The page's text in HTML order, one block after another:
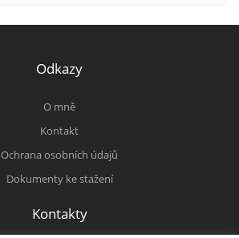
Odkazy
O mně
Kontakt
Ochrana osobních údajů
Dokumenty ke stažení
Kontakty